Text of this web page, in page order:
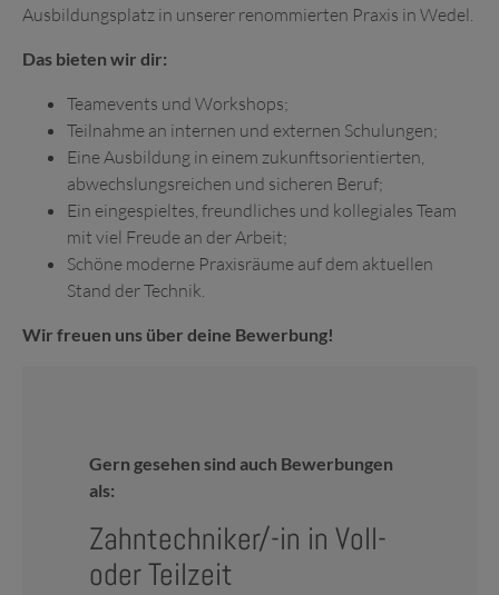
Ausbildungsplatz in unserer renommierten Praxis in Wedel.
Das bieten wir dir:
Teamevents und Workshops;
Teilnahme an internen und externen Schulungen;
Eine Ausbildung in einem zukunftsorientierten,
abwechslungsreichen und sicheren Beruf;
Ein eingespieltes, freundliches und kollegiales Team
mit viel Freude an der Arbeit;
Schöne moderne Praxisräume auf dem aktuellen
Stand der Technik.
Wir freuen uns über deine Bewerbung!
Gern gesehen sind auch Bewerbungen
als:
Zahntechniker/-in in Voll-
oder Teilzeit